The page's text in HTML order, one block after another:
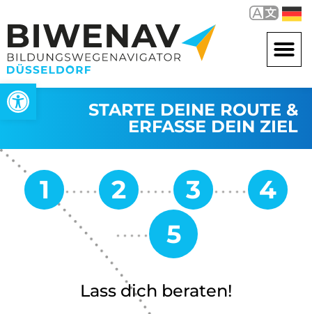
Open toolbar
STARTE DEINE ROUTE &
ERFASSE DEIN ZIEL
Lass dich beraten!